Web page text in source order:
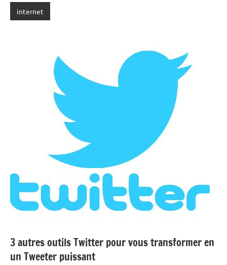
internet
3 autres outils Twitter pour vous transformer en
un Tweeter puissant